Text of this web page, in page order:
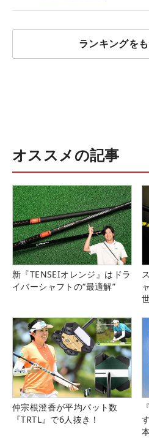
ランキングを
オススメの記事
新『TENSEIオレンジ』はドラ
イバーシャフトの“最適解”
仲宗根澄香が平均パット数
『TRTL』で6人抜き！